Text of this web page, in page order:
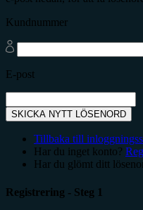
Kundnummer
E-post
SKICKA NYTT LÖSENORD
Tillbaka till
Har du inget konto?
Har du glömt ditt
Registrering - Steg 1